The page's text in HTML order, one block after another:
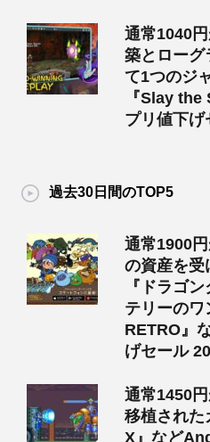
通常1040
築とローグ
て1つのジ
『Slay
プリ値下げ
過去30日間のTOP5
通常1900
の資産を受
『ドラゴ
テリーのワ
RETRO』
げセール
通常1450
移植された
X』など